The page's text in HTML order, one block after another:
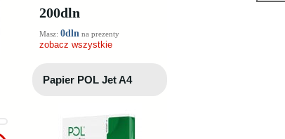
200dln
Masz: 0dln na prezenty
zobacz wszystkie
Papier POL Jet A4